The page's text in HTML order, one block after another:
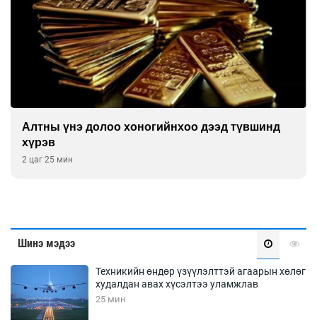
Сурагчдын дүрэмт хувцасны иж бүрдэлд поло
цамц орууллаа
2 цаг 55 мин
Шинэ мэдээ
Техникийн өндөр үзүүлэлттэй агаарын хөлөг
худалдан авах хүсэлтээ уламжлав
25 мин